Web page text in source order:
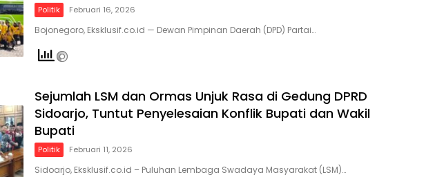
Politik Februari 16, 2026
Bojonegoro, Eksklusif.co.id — Dewan Pimpinan Daerah (DPD) Partai…
Sejumlah LSM dan Ormas Unjuk Rasa di Gedung DPRD
Sidoarjo, Tuntut Penyelesaian Konflik Bupati dan Wakil
Bupati
Politik Februari 11, 2026
Sidoarjo, Eksklusif.co.id – Puluhan Lembaga Swadaya Masyarakat (LSM)…